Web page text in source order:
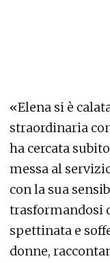
«Elena si è
straordinaria
ha cercata
messa al
con la sua
trasformandosi
spettinata e
donne,